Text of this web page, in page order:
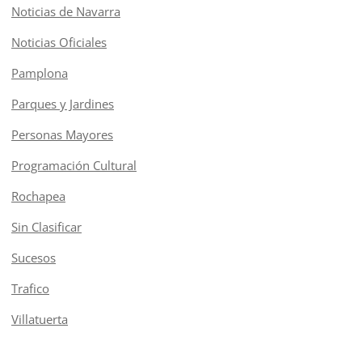
Noticias de Navarra
Noticias Oficiales
Pamplona
Parques y Jardines
Personas Mayores
Programación Cultural
Rochapea
Sin Clasificar
Sucesos
Trafico
Villatuerta